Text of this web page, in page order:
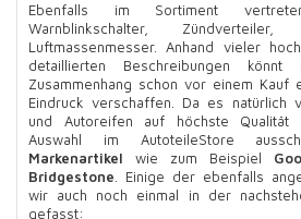
Ebenfalls im Sortiment
Warnblinkschalter,
Luftmassenmesser. Anhand vieler
detaillierten Beschreibungen
Zusammenhang schon vor einem Kauf
Eindruck verschaffen. Da es natürlich
und Autoreifen auf höchste Qualität
Auswahl im AutoteileStore
Markenartikel wie zum Beispiel
Bridgestone. Einige der ebenfalls
wir auch noch einmal in der
gefasst: